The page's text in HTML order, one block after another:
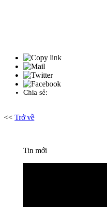
Chia sẻ:
<< Trở về
Tin mới